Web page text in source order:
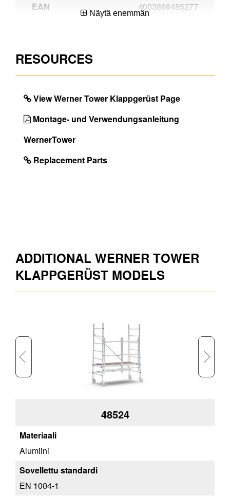
EAN
4003866485277
DIMENSIONS
(m)
Näytä enemmän
RESOURCES
View Werner Tower Klappgerüst Page
Montage- und Verwendungsanleitung
WernerTower
Replacement Parts
ADDITIONAL WERNER TOWER
KLAPPGERÜST MODELS
48524
Alumiini
EN 1004-1